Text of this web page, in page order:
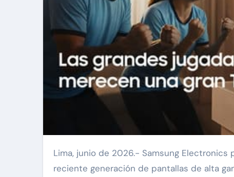
Lima, junio de 2026.- Samsung Electronics presentó oficialmente en el mercado peruano su más
reciente generación de pantallas de alta